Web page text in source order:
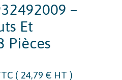
–
Et
Pièces
( 24,79 € HT )